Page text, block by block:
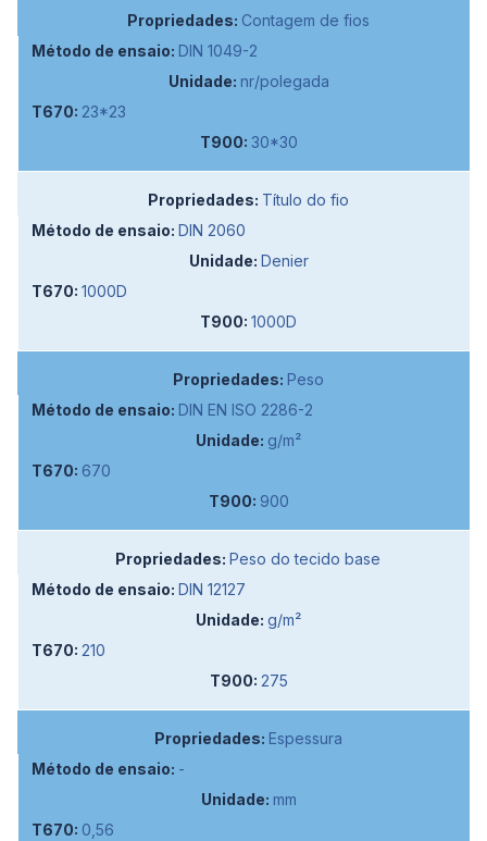
Contagem de fios
DIN 1049-2
nr/polegada
23*23
30*30
Título do fio
DIN 2060
Denier
1000D
1000D
Peso
DIN EN ISO 2286-2
g/m²
670
900
Peso do tecido base
DIN 12127
g/m²
210
275
Espessura
-
mm
0,56